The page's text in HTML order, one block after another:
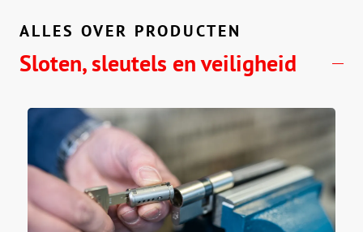
ALLES OVER PRODUCTEN
Sloten, sleutels en veiligheid